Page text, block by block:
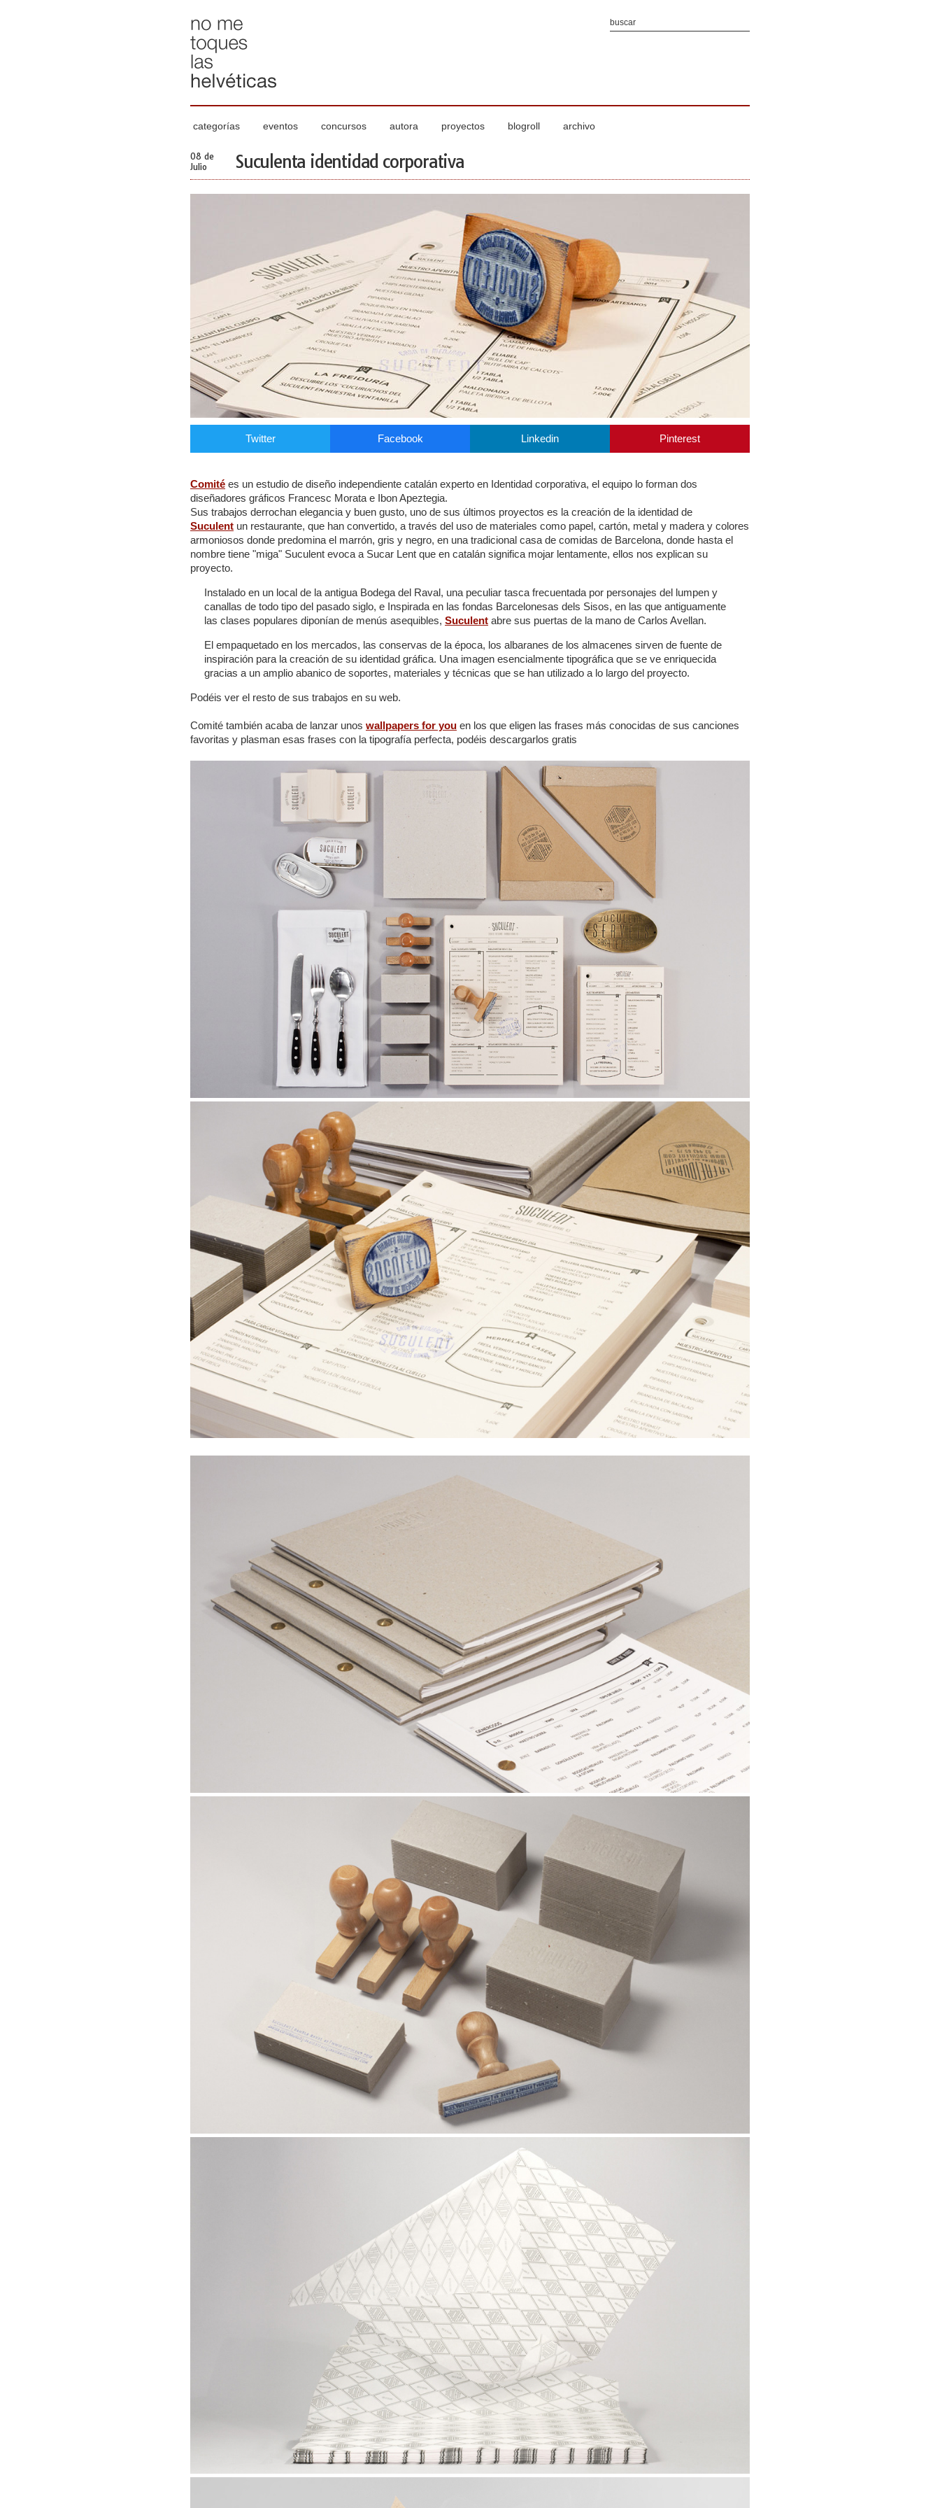
categorías eventos concursos autora proyectos blogroll archivo
08 de
Julio
Suculenta identidad corporativa
Twitter Facebook Linkedin Pinterest
Comité es un estudio de diseño independiente catalán experto en Identidad corporativa, el equipo lo forman dos
diseñadores gráficos Francesc Morata e Ibon Apeztegia.
Sus trabajos derrochan elegancia y buen gusto, uno de sus últimos proyectos es la creación de la identidad de
Suculent un restaurante, que han convertido, a través del uso de materiales como papel, cartón, metal y madera y colores
armoniosos donde predomina el marrón, gris y negro, en una tradicional casa de comidas de Barcelona, donde hasta el
nombre tiene "miga" Suculent evoca a Sucar Lent que en catalán significa mojar lentamente, ellos nos explican su
proyecto.
Instalado en un local de la antigua Bodega del Raval, una peculiar tasca frecuentada por personajes del lumpen y
canallas de todo tipo del pasado siglo, e Inspirada en las fondas Barcelonesas dels Sisos, en las que antiguamente
las clases populares diponían de menús asequibles, Suculent abre sus puertas de la mano de Carlos Avellan.
El empaquetado en los mercados, las conservas de la época, los albaranes de los almacenes sirven de fuente de
inspiración para la creación de su identidad gráfica. Una imagen esencialmente tipográfica que se ve enriquecida
gracias a un amplio abanico de soportes, materiales y técnicas que se han utilizado a lo largo del proyecto.
Podéis ver el resto de sus trabajos en su web.
Comité también acaba de lanzar unos wallpapers for you en los que eligen las frases más conocidas de sus canciones
favoritas y plasman esas frases con la tipografía perfecta, podéis descargarlos gratis